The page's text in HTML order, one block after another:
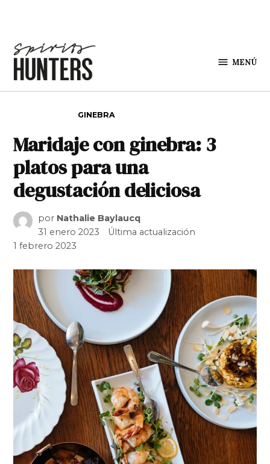
MENÚ
GINEBRA
Maridaje con ginebra: 3
platos para una
degustación deliciosa
por Nathalie Baylaucq
31 enero 2023
Última actualización
1 febrero 2023